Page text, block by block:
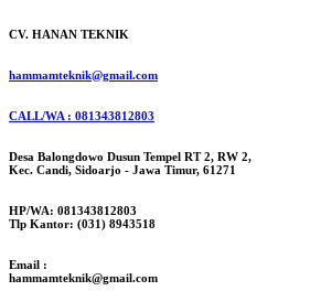
CV. HANAN TEKNIK
hammamteknik@gmail.com
CALL/WA : 081343812803
Desa Balongdowo Dusun Tempel RT 2, RW 2,
Kec. Candi, Sidoarjo - Jawa Timur, 61271
HP/WA: 081343812803
Tlp Kantor: (031) 8943518
Email :
hammamteknik@gmail.com